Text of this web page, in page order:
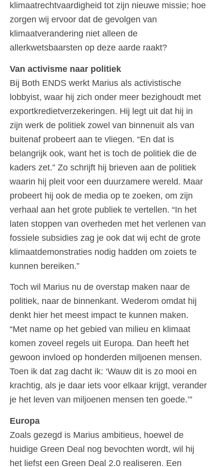
klimaatrechtvaardigheid tot zijn nieuwe missie; hoe
zorgen wij ervoor dat de gevolgen van
klimaatverandering niet alleen de
allerkwetsbaarsten op deze aarde raakt?
Van activisme naar politiek
Bij Both ENDS werkt Marius als activistische
lobbyist, waar hij zich onder meer bezighoudt met
exportkredietverzekeringen. Hij legt uit dat hij in
zijn werk de politiek zowel van binnenuit als van
buitenaf probeert aan te vliegen. “En dat is
belangrijk ook, want het is toch de politiek die de
kaders zet.” Zo schrijft hij brieven aan de politiek
waarin hij pleit voor een duurzamere wereld. Maar
probeert hij ook de media op te zoeken, om zijn
verhaal aan het grote publiek te vertellen. “In het
laten stoppen van overheden met het verlenen van
fossiele subsidies zag je ook dat wij echt de grote
klimaatdemonstraties nodig hadden om zoiets te
kunnen bereiken.”
Toch wil Marius nu de overstap maken naar de
politiek, naar de binnenkant. Wederom omdat hij
denkt hier het meest impact te kunnen maken.
“Met name op het gebied van milieu en klimaat
komen zoveel regels uit Europa. Dan heeft het
gewoon invloed op honderden miljoenen mensen.
Toen ik dat zag dacht ik: ‘Wauw dit is zo mooi en
krachtig, als je daar iets voor elkaar krijgt, verander
je het leven van miljoenen mensen ten goede.’”
Europa
Zoals gezegd is Marius ambitieus, hoewel de
huidige Green Deal nog bevochten wordt, wil hij
het liefst een Green Deal 2.0 realiseren. Een